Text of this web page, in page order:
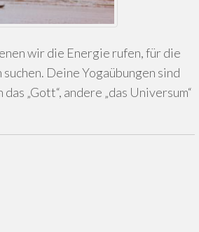
wir die Energie rufen, für die
Deine Yogaübungen sind
„Gott“, andere „das Universum“